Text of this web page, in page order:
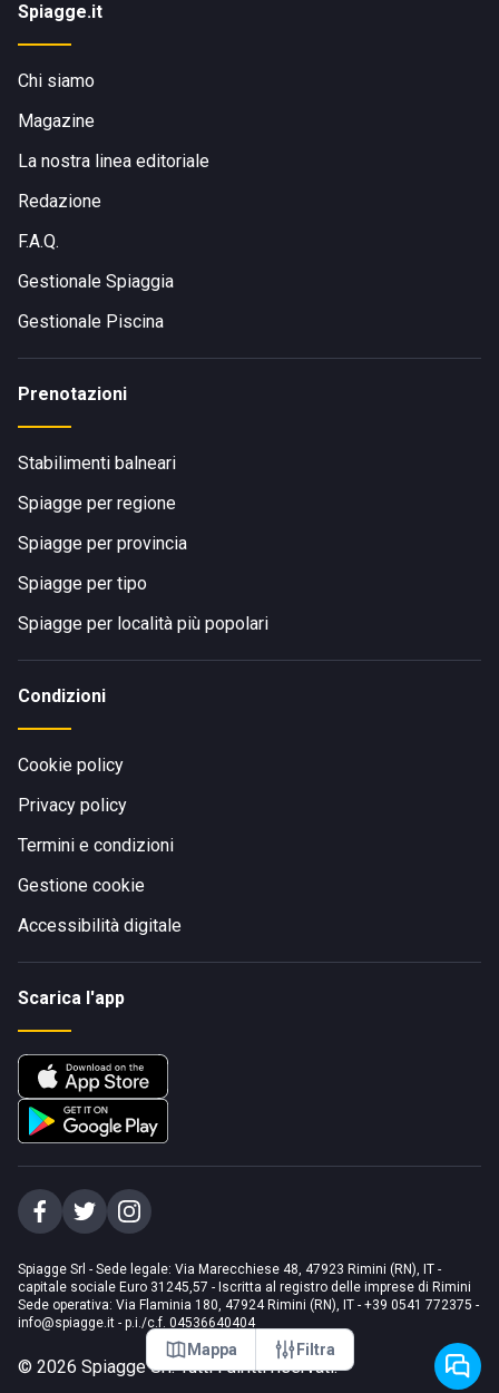
Mappa Filtra
Spiagge.it
Chi siamo
Magazine
La nostra linea editoriale
Redazione
F.A.Q.
Gestionale Spiaggia
Gestionale Piscina
Prenotazioni
Stabilimenti balneari
Spiagge per regione
Spiagge per provincia
Spiagge per tipo
Spiagge per località più popolari
Condizioni
Cookie policy
Privacy policy
Termini e condizioni
Gestione cookie
Accessibilità digitale
Scarica l'app
Spiagge Srl - Sede legale: Via Marecchiese 48, 47923 Rimini (RN), IT -
capitale sociale Euro 31245,57 - Iscritta al registro delle imprese di Rimini
Sede operativa: Via Flaminia 180, 47924 Rimini (RN), IT - +39 0541 772375 -
info@spiagge.it - p.i./c.f. 04536640404
© 2026 Spiagge Srl. Tutti i diritti riservati.